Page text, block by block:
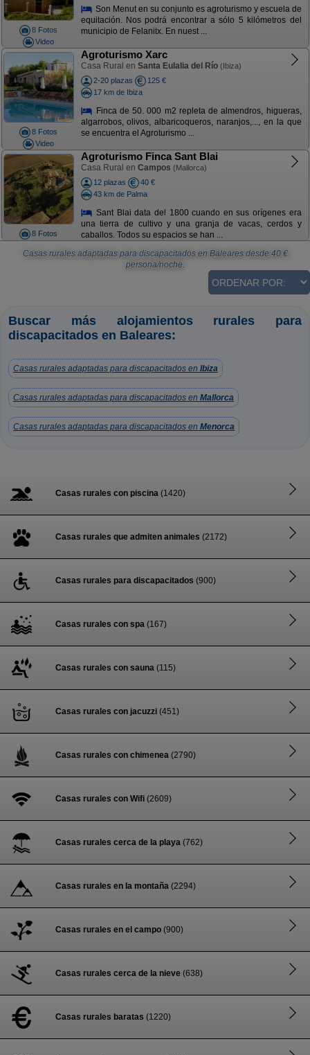
8 Fotos
Video
Son Menut en su conjunto es agroturismo y escuela de
equitación. Nos podrá encontrar a sólo 5 kilómetros del
municipio de Felanitx. En nuest ...
8 Fotos
Video
Agroturismo Xarc
Casa Rural en Santa Eulalia del Río (Ibiza)
2-20 plazas
125 €
17 km de Ibiza
Finca de 50. 000 m2 repleta de almendros, higueras,
algarrobos, olivos, albaricoqueros, naranjos,..., en la que
se encuentra el Agroturismo ...
8 Fotos
Agroturismo Finca Sant Blai
Casa Rural en Campos (Mallorca)
12 plazas
40 €
43 km de Palma
Sant Blai data del 1800 cuando en sus orígenes era
una tierra de cultivo y una granja de vacas, cerdos y
caballos. Todos su espacios se han ...
Casas rurales adaptadas para discapacitados en Balearesdesde 40€
persona/noche.
Buscar más alojamientos rurales para
discapacitados en Baleares:
Casas rurales adaptadas para discapacitados en Ibiza
Casas rurales adaptadas para discapacitados en Mallorca
Casas rurales adaptadas para discapacitados en Menorca
Casas rurales con piscina (1420)
Casas rurales que admiten animales (2172)
Casas rurales para discapacitados (900)
Casas rurales con spa (167)
Casas rurales con sauna (115)
Casas rurales con jacuzzi (451)
Casas rurales con chimenea (2790)
Casas rurales con Wifi (2609)
Casas rurales cerca de la playa (762)
Casas rurales en la montaña (2294)
Casas rurales en el campo (900)
Casas rurales cerca de la nieve (638)
Casas rurales baratas (1220)